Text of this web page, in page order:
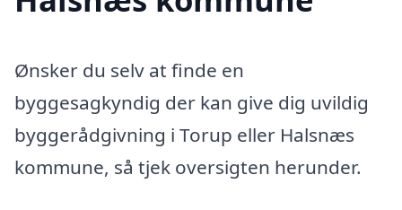
Ønsker du selv at finde en
byggesagkyndig der kan give dig uvildig
byggerådgivning i Torup eller Halsnæs
kommune, så tjek oversigten herunder.